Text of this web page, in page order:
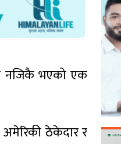
नजिकै भएको एक
ठेकेदार र